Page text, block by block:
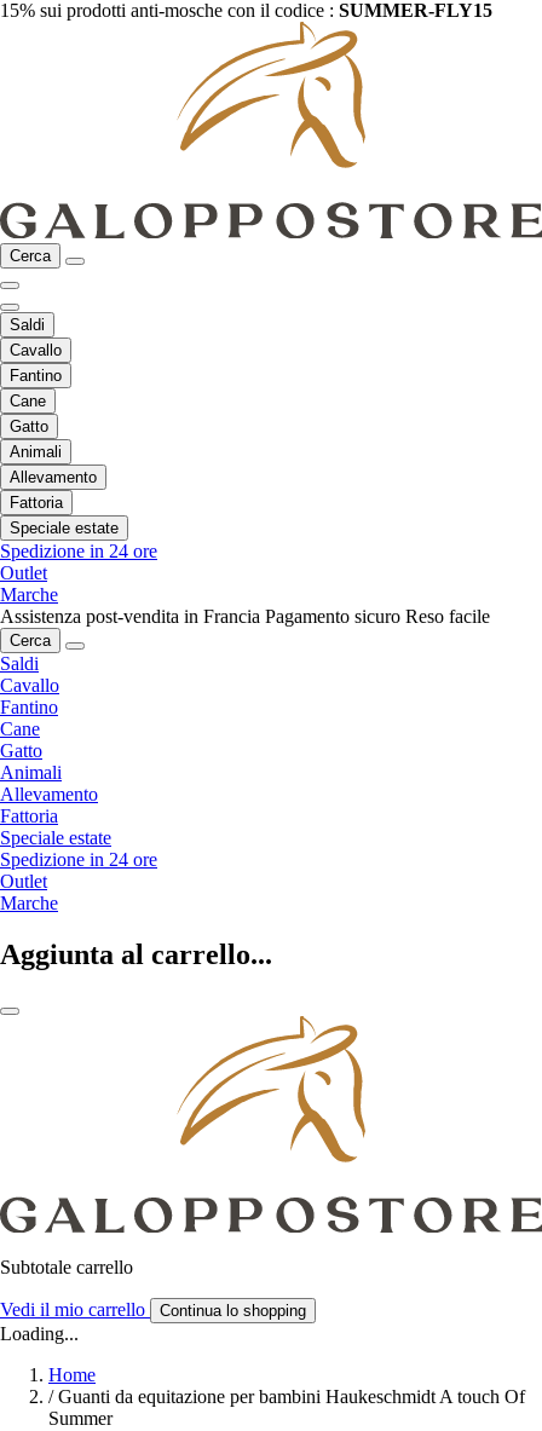
15% sui prodotti anti-mosche con il codice : SUMMER-FLY15
Cerca
Saldi
Cavallo
Fantino
Cane
Gatto
Animali
Allevamento
Fattoria
Speciale estate
Spedizione in 24 ore
Outlet
Marche
Assistenza post-vendita in Francia Pagamento sicuro Reso facile
Cerca
Saldi
Cavallo
Fantino
Cane
Gatto
Animali
Allevamento
Fattoria
Speciale estate
Spedizione in 24 ore
Outlet
Marche
Aggiunta al carrello...
Subtotale carrello
Vedi il mio carrello Continua lo shopping
Loading...
Home
/ Guanti da equitazione per bambini Haukeschmidt A touch Of
Summer